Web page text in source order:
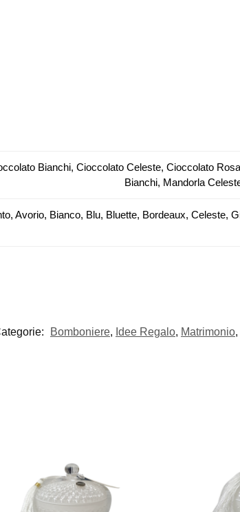
Bianchi, Cioccolato Celeste, Cioccolato
Bianchi, Mandorla
Avorio, Bianco, Blu, Bluette, Bordeaux, Celeste,
Bomboniere, Idee Regalo, Matrimonio,